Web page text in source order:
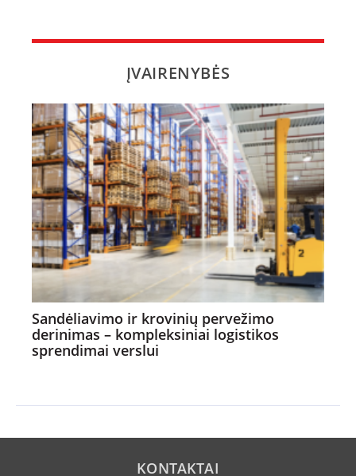
ĮVAIRENYBĖS
Sandėliavimo ir krovinių pervežimo
derinimas – kompleksiniai logistikos
sprendimai verslui
KONTAKTAI